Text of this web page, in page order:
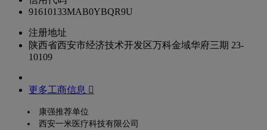
91610133MAB0YBQR9U
注册地址
陕西省西安市经济技术开发区万科金域华府三期 23-
10109
更多工商信息 
康强推荐单位
西安一米医疗科技有限公司